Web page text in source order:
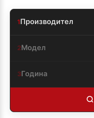
1Производител
2Модел
3Година